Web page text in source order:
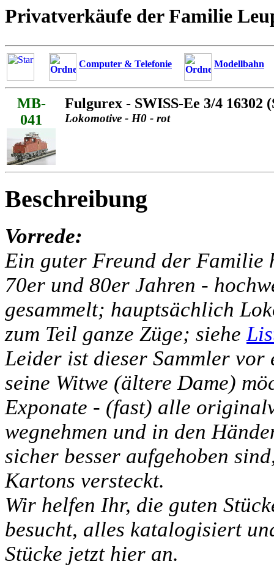
Privatverkäufe der Familie
Computer & Telefonie Modellbahn
MB-
041
Fulgurex - SWISS-Ee 3/4 16302
Lokomotive - H0 - rot
Beschreibung
Vorrede:
Ein guter Freund der
70er und 80er Jahren -
gesammelt; hauptsächlich
zum Teil ganze Züge; siehe
Leider ist dieser Sammler
seine Witwe (ältere Dame)
Exponate - (fast) alle
wegnehmen und in den
sicher besser aufgehoben
Kartons versteckt.
Wir helfen Ihr, die guten
besucht, alles katalogisiert
Stücke jetzt hier an.